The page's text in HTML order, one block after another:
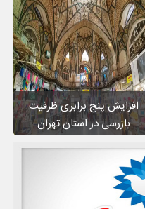
افزایش پنج برابری ظرفیت
بازرسی در استان تهران